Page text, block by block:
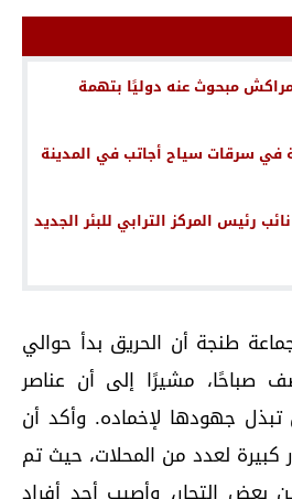
مبحوث عنه دوليًا بتهمة
سرقات سياح أجاتب في المدينة
رئيس المركز الترابي للبئر الجديد
طنجة أن الحريق بدأ حوالي
صباحًا، مشيرًا إلى أن عناصر
تبذل جهودها لإخماده. وأكد أن
لعدد من المحلات، حيث تم